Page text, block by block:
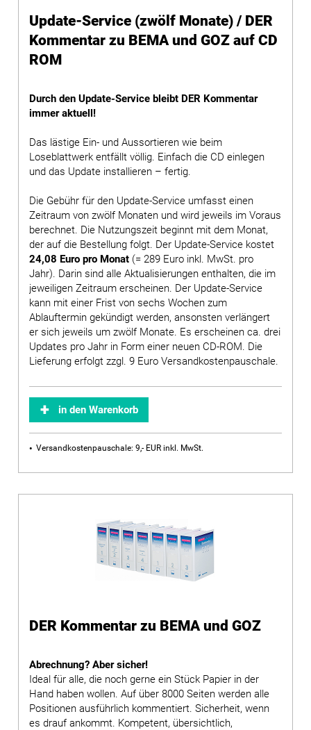
Update-Service (zwölf Monate) / DER
Kommentar zu BEMA und GOZ auf CD
ROM
Durch den Update-Service bleibt DER Kommentar
immer aktuell!
Das lästige Ein- und Aussortieren wie beim
Loseblattwerk entfällt völlig. Einfach die CD einlegen
und das Update installieren – fertig.
Die Gebühr für den Update-Service umfasst einen
Zeitraum von zwölf Monaten und wird jeweils im Voraus
berechnet. Die Nutzungszeit beginnt mit dem Monat,
der auf die Bestellung folgt. Der Update-Service kostet
24,08 Euro pro Monat (= 289 Euro inkl. MwSt. pro
Jahr). Darin sind alle Aktualisierungen enthalten, die im
jeweiligen Zeitraum erscheinen. Der Update-Service
kann mit einer Frist von sechs Wochen zum
Ablauftermin gekündigt werden, ansonsten verlängert
er sich jeweils um zwölf Monate. Es erscheinen ca. drei
Updates pro Jahr in Form einer neuen CD-ROM. Die
Lieferung erfolgt zzgl. 9 Euro Versandkostenpauschale.
in den Warenkorb
Versandkostenpauschale: 9,- EUR inkl. MwSt.
DER Kommentar zu BEMA und GOZ
Abrechnung? Aber sicher!
Ideal für alle, die noch gerne ein Stück Papier in der
Hand haben wollen. Auf über 8000 Seiten werden alle
Positionen ausführlich kommentiert. Sicherheit, wenn
es drauf ankommt. Kompetent, übersichtlich,